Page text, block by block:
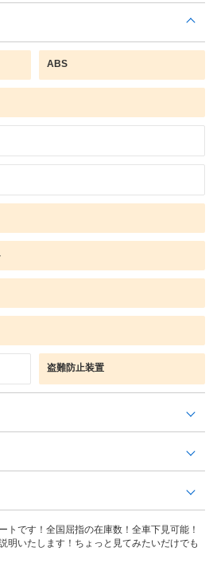
ABS
盗難防止装置
トです！全国屈指の在庫数！全車下見可能！
明いたします！ちょっと見てみたいだけでも